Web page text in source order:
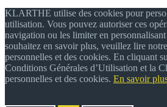
KLARTHE utilise des cookies pour
utilisation. Vous pouvez autoriser ces
navigation ou les limiter en
souhaitez en savoir plus, veuillez lire
personnelles et des cookies. En cliquant
Conditions Générales d’Utilisation et la
personnelles et des cookies. En savoir